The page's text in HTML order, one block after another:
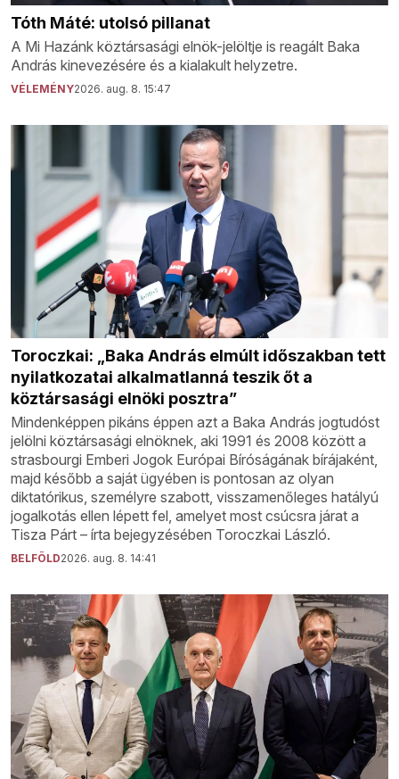
Tóth Máté: utolsó pillanat
A Mi Hazánk köztársasági elnök-jelöltje is reagált Baka
András kinevezésére és a kialakult helyzetre.
VÉLEMÉNY2026. aug. 8. 15:47
Toroczkai: „Baka András elmúlt időszakban tett
nyilatkozatai alkalmatlanná teszik őt a
köztársasági elnöki posztra”
Mindenképpen pikáns éppen azt a Baka András jogtudóst
jelölni köztársasági elnöknek, aki 1991 és 2008 között a
strasbourgi Emberi Jogok Európai Bíróságának bírájaként,
majd később a saját ügyében is pontosan az olyan
diktatórikus, személyre szabott, visszamenőleges hatályú
jogalkotás ellen lépett fel, amelyet most csúcsra járat a
Tisza Párt – írta bejegyzésében Toroczkai László.
BELFÖLD2026. aug. 8. 14:41